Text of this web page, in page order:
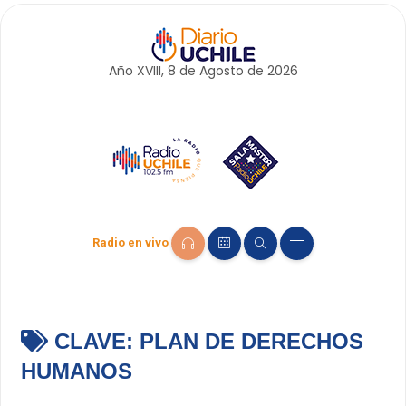
Año XVIII, 8 de Agosto de 2026
Radio en vivo
CLAVE: PLAN DE DERECHOS
HUMANOS